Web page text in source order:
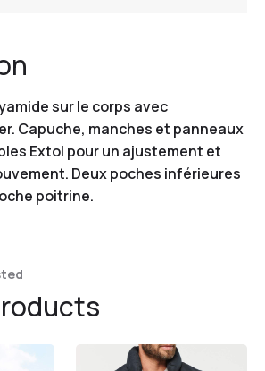
sur le corps avec
Capuche, manches et panneaux
Extol pour un ajustement et
Deux poches inférieures
poitrine.